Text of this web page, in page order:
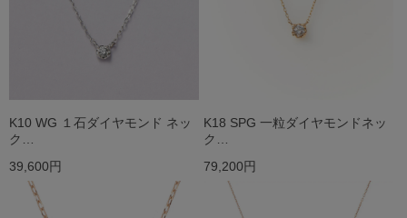
K10 WG １石ダイヤモンド ネッ
ク…
39,600円
K18 SPG 一粒ダイヤモンドネッ
ク…
79,200円